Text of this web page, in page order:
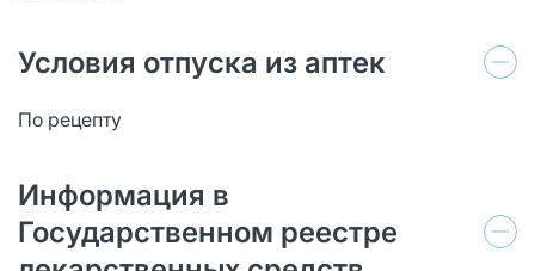
Условия отпуска из аптек
По рецепту
Информация в
Государственном реестре